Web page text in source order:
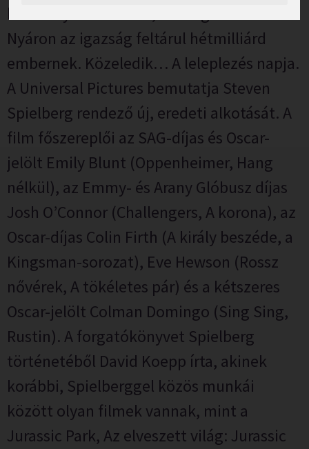
bebizonyítaná neked, az megrémítene?
Nyáron az igazság feltárul hétmilliárd
embernek. Közeledik… A leleplezés napja.
A Universal Pictures bemutatja Steven
Spielberg rendező új, eredeti alkotását. A
film főszereplői az SAG-díjas és Oscar-
jelölt Emily Blunt (Oppenheimer, Hang
nélkül), az Emmy- és Arany Glóbusz díjas
Josh O’Connor (Challengers, A korona), az
Oscar-díjas Colin Firth (A király beszéde, a
Kingsman-sorozat), Eve Hewson (Rossz
nővérek, A tökéletes pár) és a kétszeres
Oscar-jelölt Colman Domingo (Sing Sing,
Rustin). A forgatókönyvet Spielberg
történetéből David Koepp írta, akinek
korábbi, Spielberggel közös munkái
között olyan filmek vannak, mint a
Jurassic Park, Az elveszett világ: Jurassic